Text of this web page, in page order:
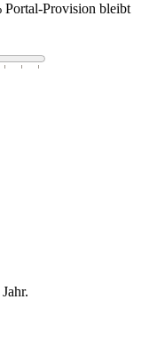
Provision bleibt